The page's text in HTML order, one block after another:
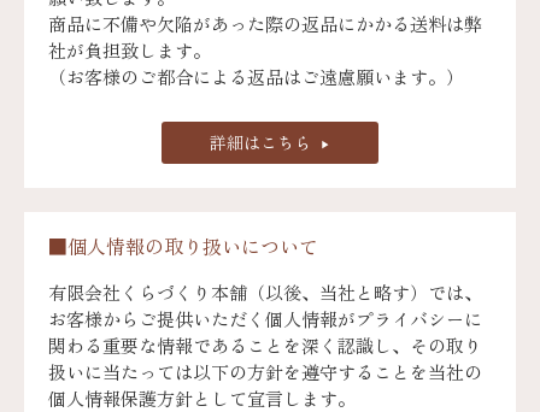
商品に不備や欠陥があった際の返品にかかる送料は弊
社が負担致します。
（お客様のご都合による返品はご遠慮願います。）
詳細はこちら
■個人情報の取り扱いについて
有限会社くらづくり本舗（以後、当社と略す）では、
お客様からご提供いただく個人情報がプライバシーに
関わる重要な情報であることを深く認識し、その取り
扱いに当たっては以下の方針を遵守することを当社の
個人情報保護方針として宣言します。